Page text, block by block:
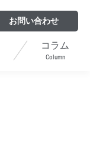
コラム
Column
お問い合わせ